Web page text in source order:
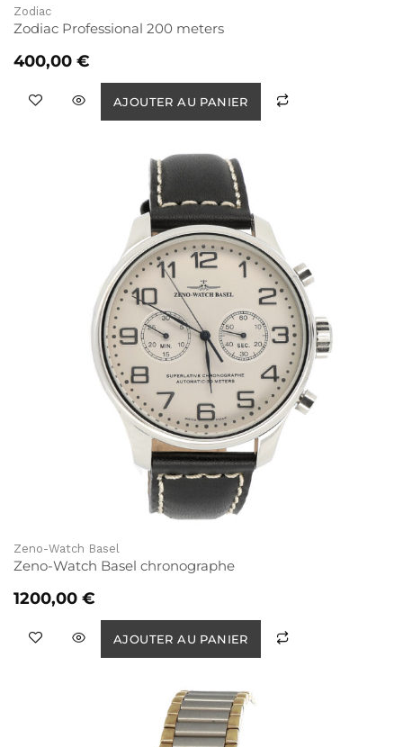
Zodiac
Zodiac Professional 200 meters
400,00 €
AJOUTER AU PANIER
Zeno-Watch Basel
Zeno-Watch Basel chronographe
1200,00 €
AJOUTER AU PANIER